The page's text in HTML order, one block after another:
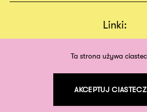
Linki:
Ta strona używa
AKCEPTUJ